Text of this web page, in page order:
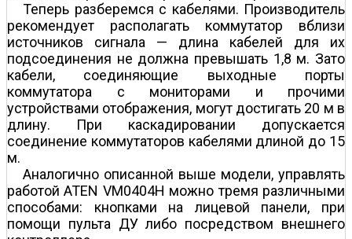
Теперь разберемся с кабелями. Производитель
рекомендует располагать коммутатор вблизи
источников сигнала — длина кабелей для их
подсоединения не должна превышать 1,8 м. Зато
кабели, соединяющие выходные порты
коммутатора с мониторами и прочими
устройствами отображения, могут достигать 20 м в
длину. При каскадировании допускается
соединение коммутаторов кабелями длиной до 15
м.
Аналогично описанной выше модели, управлять
работой ATEN VM0404H можно тремя различными
способами: кнопками на лицевой панели, при
помощи пульта ДУ либо посредством внешнего